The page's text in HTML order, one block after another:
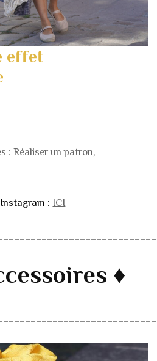
effet
: Réaliser un patron,
: ICI
♦